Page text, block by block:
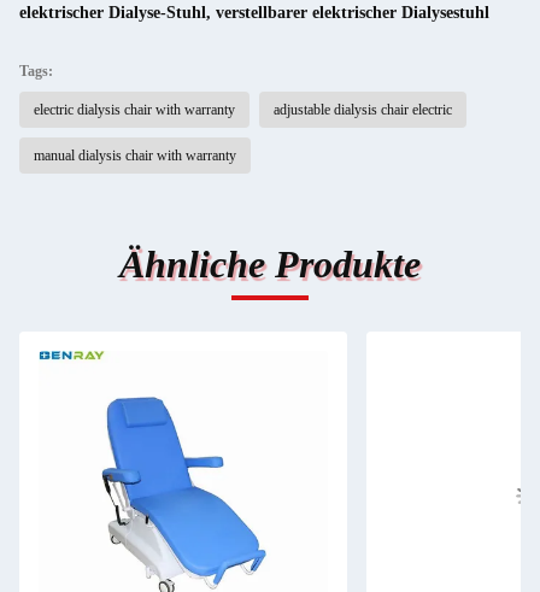
elektrischer Dialyse-Stuhl, verstellbarer elektrischer Dialysestuhl
Tags:
electric dialysis chair with warranty adjustable dialysis chair electric
manual dialysis chair with warranty
Ähnliche Produkte